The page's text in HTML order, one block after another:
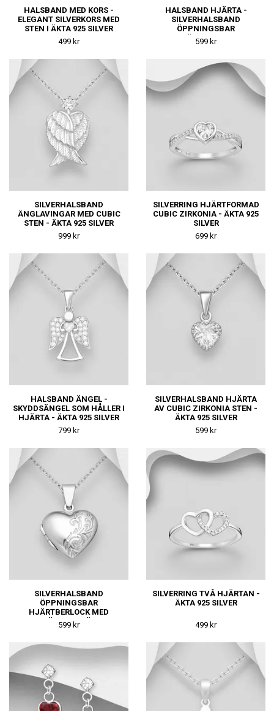
HALSBAND MED KORS -
ELEGANT SILVERKORS MED
STEN I ÄKTA 925 SILVER
499 kr
HALSBAND HJÄRTA -
SILVERHALSBAND
ÖPPNINGSBAR
HJÄRTBERLOCK
599 kr
SILVERHALSBAND
ÄNGLAVINGAR MED CUBIC
STEN - ÄKTA 925 SILVER
999 kr
SILVERRING HJÄRTFORMAD
CUBIC ZIRKONIA - ÄKTA 925
SILVER
699 kr
HALSBAND ÄNGEL -
SKYDDSÄNGEL SOM HÅLLER I
HJÄRTA - ÄKTA 925 SILVER
799 kr
SILVERHALSBAND HJÄRTA
AV CUBIC ZIRKONIA STEN -
ÄKTA 925 SILVER
599 kr
SILVERHALSBAND
ÖPPNINGSBAR
HJÄRTBERLOCK MED
BLOMMÖNSTER - ÄKTA 925
SILVER
599 kr
SILVERRING TVÅ HJÄRTAN -
ÄKTA 925 SILVER
499 kr